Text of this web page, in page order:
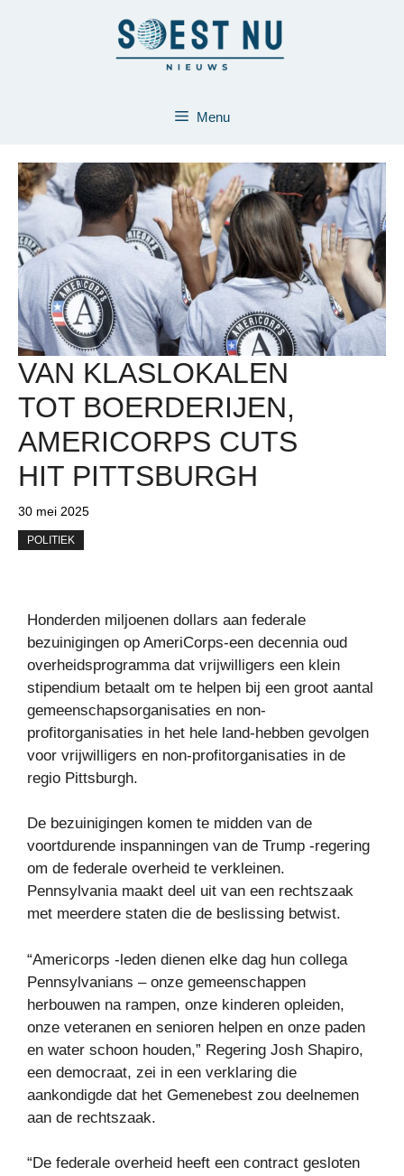
Menu
VAN KLASLOKALEN
TOT BOERDERIJEN,
AMERICORPS CUTS
HIT PITTSBURGH
30 mei 2025
POLITIEK
Honderden miljoenen dollars aan federale
bezuinigingen op AmeriCorps-een decennia oud
overheidsprogramma dat vrijwilligers een klein
stipendium betaalt om te helpen bij een groot aantal
gemeenschapsorganisaties en non-
profitorganisaties in het hele land-hebben gevolgen
voor vrijwilligers en non-profitorganisaties in de
regio Pittsburgh.
De bezuinigingen komen te midden van de
voortdurende inspanningen van de Trump -regering
om de federale overheid te verkleinen.
Pennsylvania maakt deel uit van een rechtszaak
met meerdere staten die de beslissing betwist.
“Americorps -leden dienen elke dag hun collega
Pennsylvanians – onze gemeenschappen
herbouwen na rampen, onze kinderen opleiden,
onze veteranen en senioren helpen en onze paden
en water schoon houden,” Regering Josh Shapiro,
een democraat, zei in een verklaring die
aankondigde dat het Gemenebest zou deelnemen
aan de rechtszaak.
“De federale overheid heeft een contract gesloten